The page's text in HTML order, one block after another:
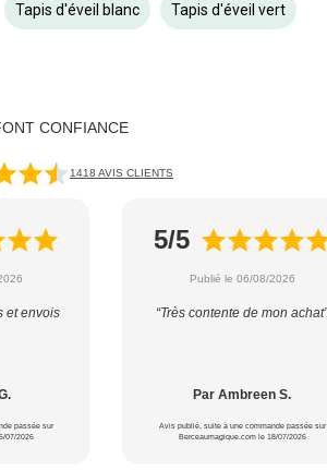
Tapis d'éveil blanc Tapis d'éveil vert
CONFIANCE
1418 AVIS CLIENTS
et envois
passée sur
07/2026
5/5
Publié le 06/08/2026
“Très contente de mon achat”
Par Ambreen S.
Avis publié, suite à une commande passée sur
Berceaumagique.com le 18/07/2026